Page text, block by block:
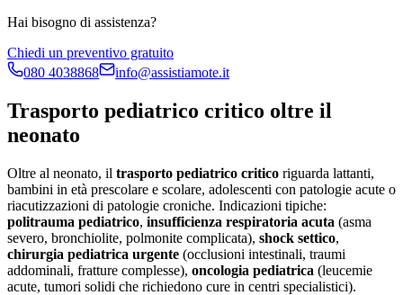
Hai bisogno di assistenza?
Chiedi un preventivo gratuito
080 4038868
info@assistiamote.it
Trasporto pediatrico critico oltre il
neonato
Oltre al neonato, il trasporto pediatrico critico riguarda lattanti,
bambini in età prescolare e scolare, adolescenti con patologie acute o
riacutizzazioni di patologie croniche. Indicazioni tipiche:
politrauma pediatrico, insufficienza respiratoria acuta (asma
severo, bronchiolite, polmonite complicata), shock settico,
chirurgia pediatrica urgente (occlusioni intestinali, traumi
addominali, fratture complesse), oncologia pediatrica (leucemie
acute, tumori solidi che richiedono cure in centri specialistici).